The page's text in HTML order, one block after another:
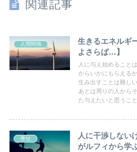
関連記事
人間関係
生きるエネルギ
よさらば…】
人に与え始めること
からいかにもらえる
生み出すことは難し
あとは周りの人から
た与えたいと思うこ
幸せ
人に干渉しない
がルフィから学